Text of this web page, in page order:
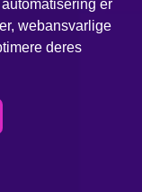
er
webansvarlige
deres